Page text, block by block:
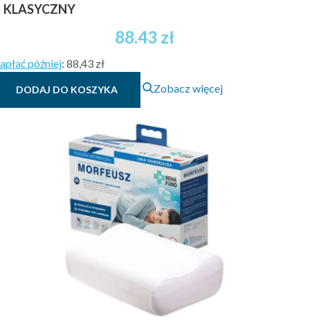
KLASYCZNY
88.43 zł
później: 88,43 zł
DODAJ DO KOSZYKA Zobacz więcej